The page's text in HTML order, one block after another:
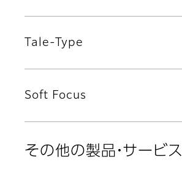
Tale-Type
Soft Focus
その他の製品・サービス